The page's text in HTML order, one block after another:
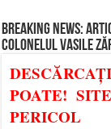
BREAKING NEWS:
COLONELUL VASILE
POATE!
PERICOL